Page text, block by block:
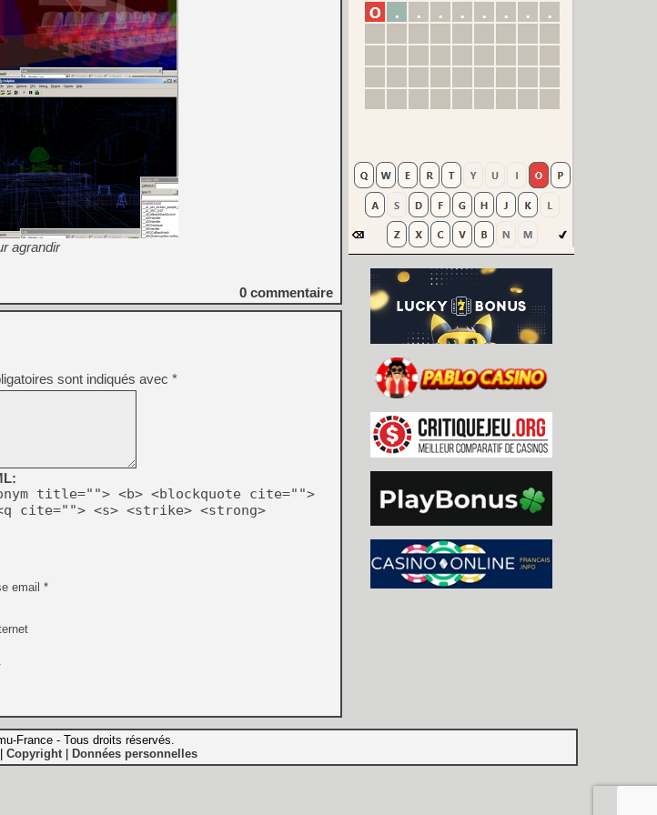
agrandir
0 commentaire
sont indiqués avec *
title=""> <b> <blockquote cite="">
cite=""> <s> <strike> <strong>
email *
France - Tous droits réservés.
Copyright| Données personnelles